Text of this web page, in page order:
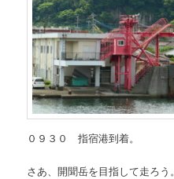
０９３０ 指宿港到着。
さあ、開聞岳を目指して走ろう。